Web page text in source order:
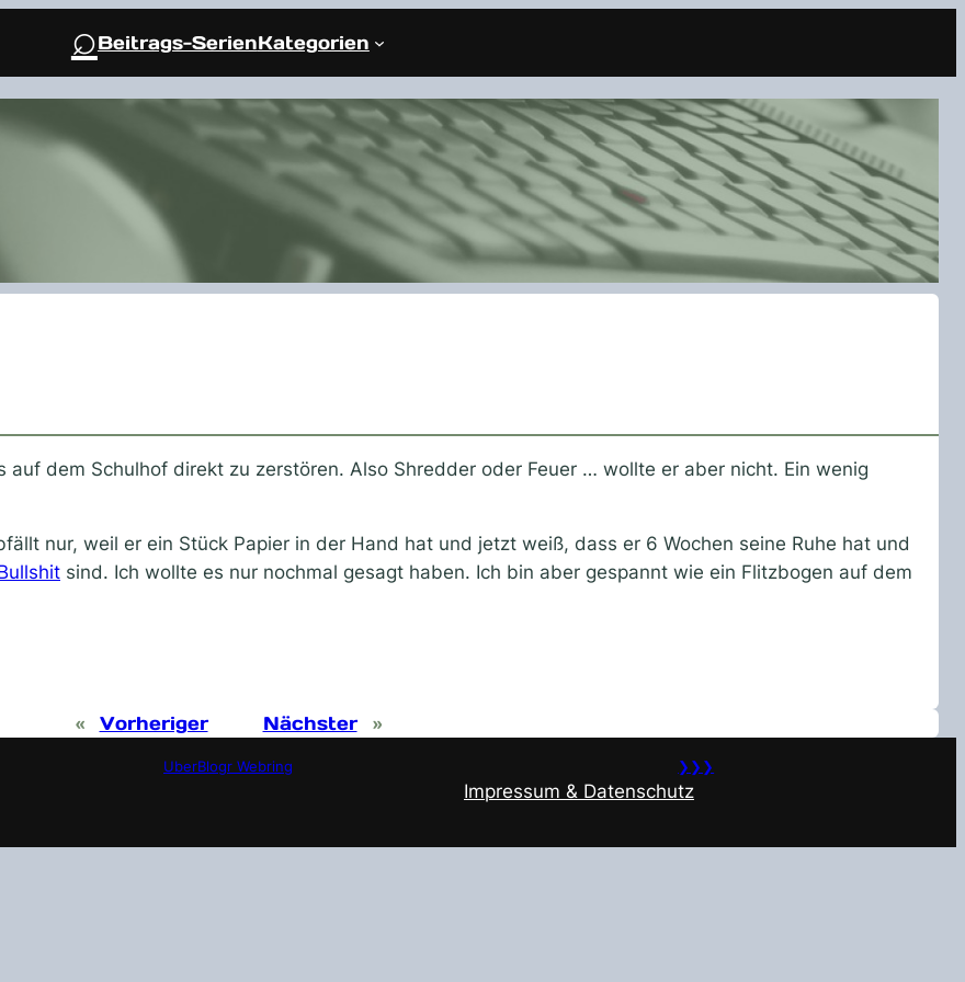
⌕Beitrags-SerienKategorien
auf dem Schulhof direkt zu zerstören. Also Shredder oder Feuer … wollte er aber nicht. Ein wenig
nur, weil er ein Stück Papier in der Hand hat und jetzt weiß, dass er 6 Wochen seine Ruhe hat und
sind. Ich wollte es nur nochmal gesagt haben. Ich bin aber gespannt wie ein Flitzbogen auf dem
« Vorheriger Nächster »
UberBlogr Webring ❯❯❯
Impressum & Datenschutz